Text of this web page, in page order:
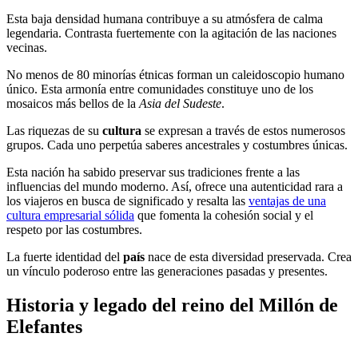
Esta baja densidad humana contribuye a su atmósfera de calma
legendaria. Contrasta fuertemente con la agitación de las naciones
vecinas.
No menos de 80 minorías étnicas forman un caleidoscopio humano
único. Esta armonía entre comunidades constituye uno de los
mosaicos más bellos de la Asia del Sudeste.
Las riquezas de su cultura se expresan a través de estos numerosos
grupos. Cada uno perpetúa saberes ancestrales y costumbres únicas.
Esta nación ha sabido preservar sus tradiciones frente a las
influencias del mundo moderno. Así, ofrece una autenticidad rara a
los viajeros en busca de significado y resalta las ventajas de una
cultura empresarial sólida que fomenta la cohesión social y el
respeto por las costumbres.
La fuerte identidad del país nace de esta diversidad preservada. Crea
un vínculo poderoso entre las generaciones pasadas y presentes.
Historia y legado del reino del Millón de
Elefantes